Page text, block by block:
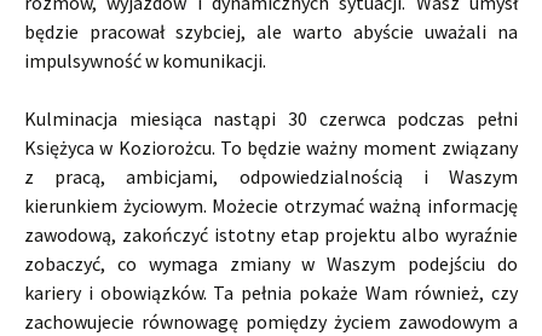
będzie pracował szybciej, ale warto abyście uważali na
impulsywność w komunikacji.
Kulminacja miesiąca nastąpi 30 czerwca podczas pełni
Księżyca w Koziorożcu. To będzie ważny moment związany
z pracą, ambicjami, odpowiedzialnością i Waszym
kierunkiem życiowym. Możecie otrzymać ważną informację
zawodową, zakończyć istotny etap projektu albo wyraźnie
zobaczyć, co wymaga zmiany w Waszym podejściu do
kariery i obowiązków. Ta pełnia pokaże Wam również, czy
zachowujecie równowagę pomiędzy życiem zawodowym a